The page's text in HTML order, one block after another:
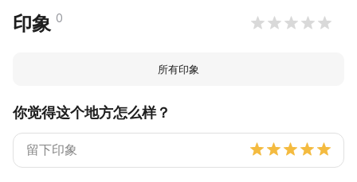
印象 0
所有印象
你觉得这个地方怎么样？